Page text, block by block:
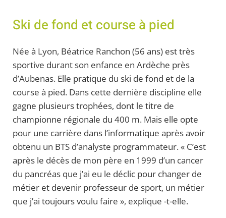
Ski de fond et course à pied
Née à Lyon, Béatrice Ranchon (56 ans) est très
sportive durant son enfance en Ardèche près
d’Aubenas. Elle pratique du ski de fond et de la
course à pied. Dans cette dernière discipline elle
gagne plusieurs trophées, dont le titre de
championne régionale du 400 m. Mais elle opte
pour une carrière dans l’informatique après avoir
obtenu un BTS d’analyste programmateur. « C’est
après le décès de mon père en 1999 d’un cancer
du pancréas que j’ai eu le déclic pour changer de
métier et devenir professeur de sport, un métier
que j’ai toujours voulu faire », explique -t-elle.